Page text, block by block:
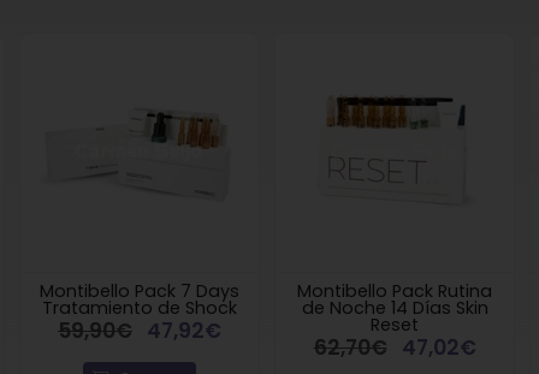
Montibello Pack 7 Days
Tratamiento de Shock
59,90€ 47,92€
Montibello Pack Rutina
de Noche 14 Días Skin
Reset
62,70€ 47,02€